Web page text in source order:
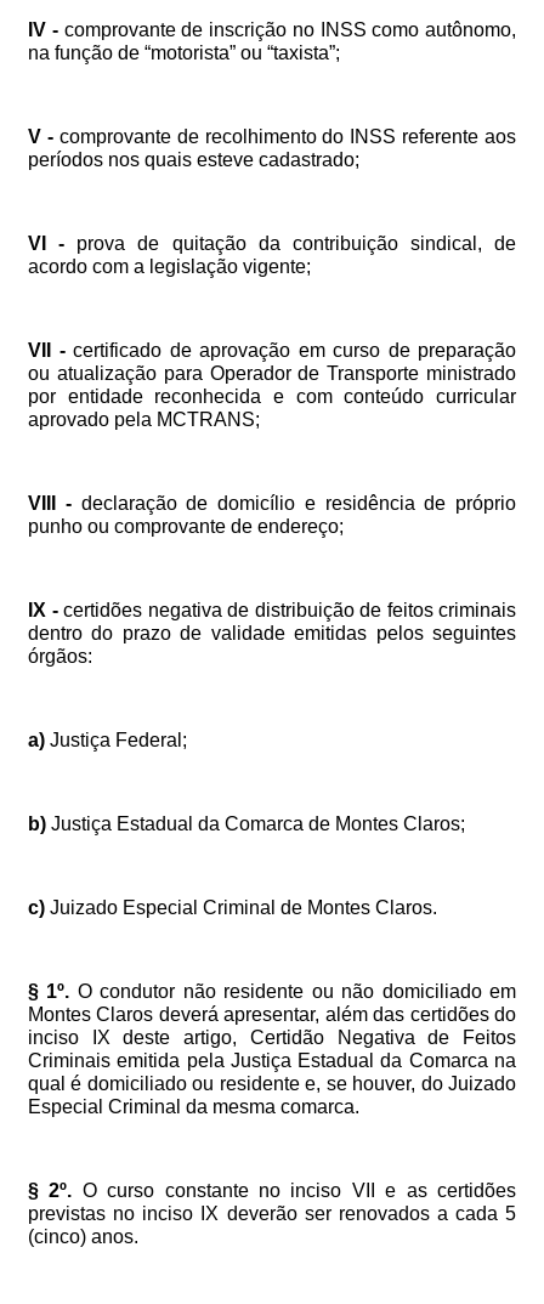
IV - comprovante de inscrição no INSS como autônomo,
na função de “motorista” ou “taxista”;
V - comprovante de recolhimento do INSS referente aos
períodos nos quais esteve cadastrado;
VI - prova de quitação da contribuição sindical,
de
acordo com a legislação vigente;
VII - certificado de aprovação em curso de preparação
ou atualização para Operador de Transporte ministrado
por entidade reconhecida e com conteúdo curricular
aprovado pela MCTRANS;
VIII - declaração de domicílio e residência de próprio
punho ou comprovante de endereço;
IX - certidões negativa de distribuição de feitos criminais
dentro do prazo de validade emitidas pelos seguintes
órgãos:
a) Justiça Federal;
b) Justiça Estadual da Comarca de Montes Claros;
c) Juizado Especial Criminal de Montes Claros.
§ 1º. O condutor não residente ou não domiciliado em
Montes Claros deverá apresentar, além das certidões do
inciso
IX deste artigo, Certidão Negativa de
Feitos
Criminais emitida pela Justiça Estadual da Comarca na
qual é domiciliado ou residente e, se houver, do Juizado
Especial Criminal da mesma comarca.
§ 2º. O curso constante no inciso VII e as certidões
previstas no inciso IX deverão ser renovados a cada 5
(cinco) anos.